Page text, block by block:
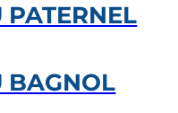
BAGNOL